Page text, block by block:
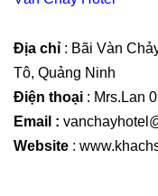
Địa chỉ : Bãi Vàn
Tô, Quảng Ninh
Điện thoại : Mrs.Lan
Email :
Website :